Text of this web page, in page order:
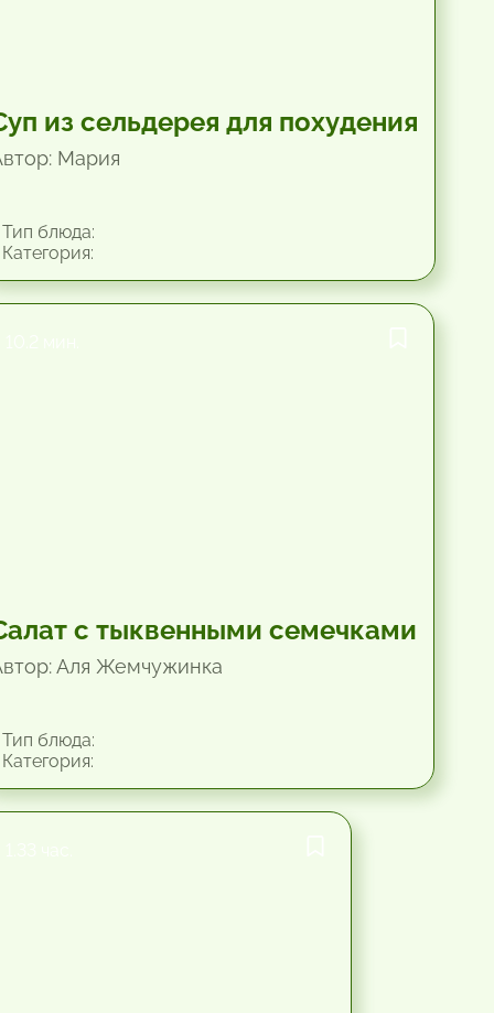
из сельдерея для похудения
Мария
блюда:
с тыквенными семечками
Аля Жемчужинка
блюда: